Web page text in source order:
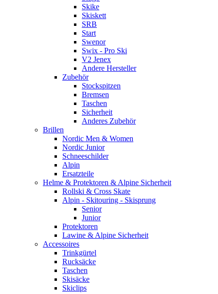
Skike
Skiskett
SRB
Start
Swenor
Swix - Pro Ski
V2 Jenex
Andere Hersteller
Zubehör
Stockspitzen
Bremsen
Taschen
Sicherheit
Anderes Zubehör
Brillen
Nordic Men & Women
Nordic Junior
Schneeschilder
Alpin
Ersatzteile
Helme & Protektoren & Alpine Sicherheit
Rollski & Cross Skate
Alpin - Skitouring - Skisprung
Senior
Junior
Protektoren
Lawine & Alpine Sicherheit
Accessoires
Trinkgürtel
Rucksäcke
Taschen
Skisäcke
Skiclips